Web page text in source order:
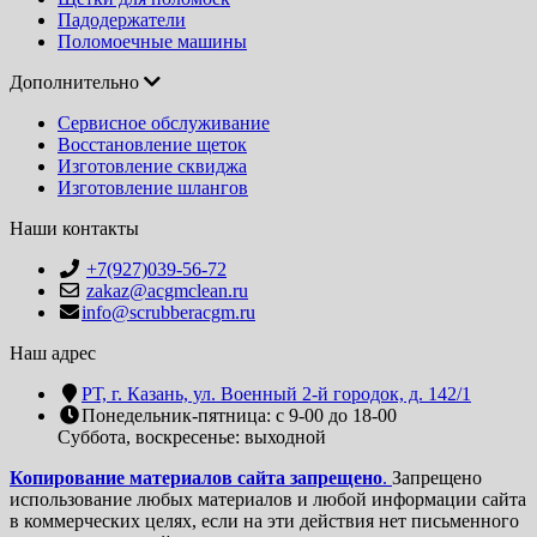
Падодержатели
Поломоечные машины
Дополнительно
Сервисное обслуживание
Восстановление щеток
Изготовление сквиджа
Изготовление шлангов
Наши контакты
+7(927)039-56-72
zakaz@acgmclean.ru
info@scrubberacgm.ru
Наш адрес
РТ, г. Казань, ул. Военный 2-й городок, д. 142/1
Понедельник-пятница: с 9-00 до 18-00
Суббота, воскресенье: выходной
Копирование материалов сайта запрещено. Запрещено
использование любых материалов и любой информации сайта
в коммерческих целях, если на эти действия нет письменного